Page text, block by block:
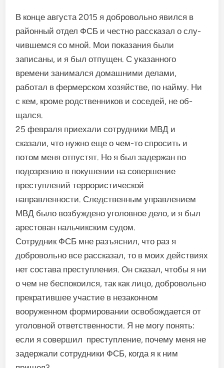
В конце августа 2015 я добро­вольно явился в
районный отдел ФСБ и честно рассказал о слу­
чившемся со мной. Мои показа­ния были
записаны, и я был от­пущен. С указанного
времени занимался домашними делами,
работал в фермерском хозяй­стве, по найму. Ни
с кем, кроме родственников и соседей, не об­
щался.
25 февраля приехали сотруд­ники МВД и
сказали, что нужно еще о чем-то спросить и
потом меня отпустят. Но я был задержан по
подозрению в покушении на совершение
преступлений террористической
направленности. Следственным управлением
МВД было возбуждено уголовное дело, и я был
аресто­ван нальчикским судом.
Сотрудник ФСБ мне разъяс­нил, что раз я
добровольно все рассказал, то в моих действиях
нет состава преступления. Он сказал, чтобы я ни
о чем не бес­покоился, так как лицо, добро­вольно
прекратившее участие в незаконном
вооруженном формировании освобождается от
уголовной ответственности. Я не могу понять:
если я совер­шил преступление, почему меня не
задержали сотрудники ФСБ, когда я к ним